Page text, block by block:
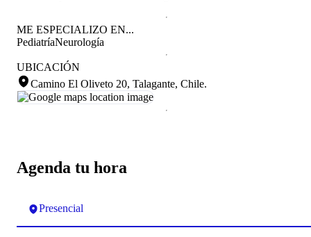
Agenda tu hora
Presencial
ME ESPECIALIZO EN...
PediatríaNeurología
UBICACIÓN
Camino El Oliveto 20, Talagante, Chile.